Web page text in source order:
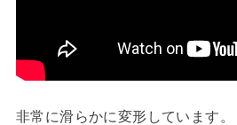
非常に滑らかに変形しています。